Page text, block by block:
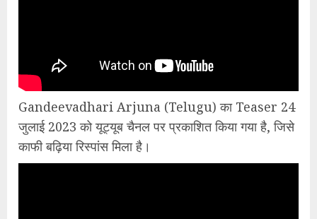
Gandeevadhari Arjuna (Telugu) का Teaser 24
जुलाई 2023 को यूट्यूब चैनल पर प्रकाशित किया गया है, जिसे
काफी बढ़िया रिस्पांस मिला है।